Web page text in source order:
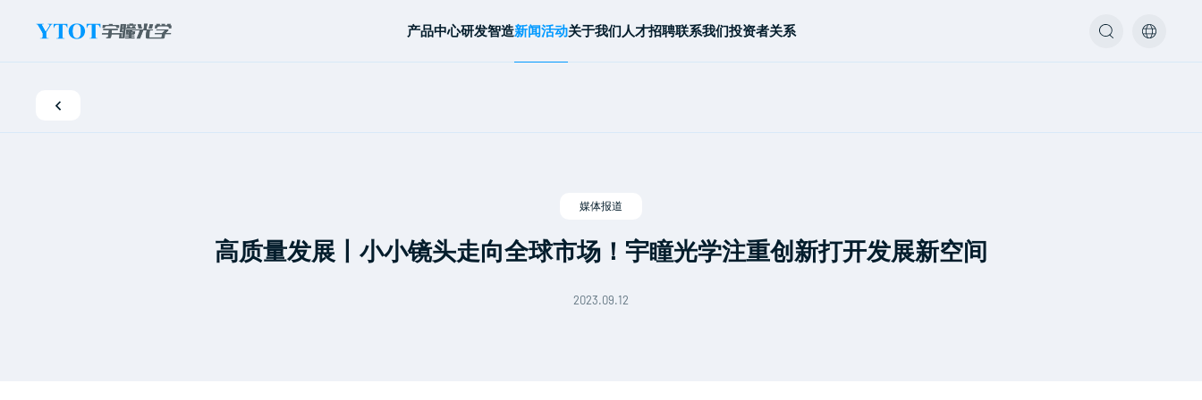
活
产品中心研发智造新闻活动关于我们 人才招聘联系我们投资者关系
媒体报道
高质量发展丨小小镜头走向全球市场！宇瞳光学注重创新打开发展新空间
2023.09.12